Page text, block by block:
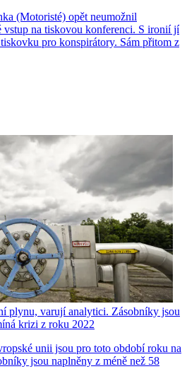
(Motoristé) opět neumožnil
vstup na tiskovou konferenci. S ironií jí
pro konspirátory. Sám přitom z
plynu, varují analytici. Zásobníky jsou
krizi z roku 2022
unii jsou pro toto období roku na
jsou naplněny z méně než 58